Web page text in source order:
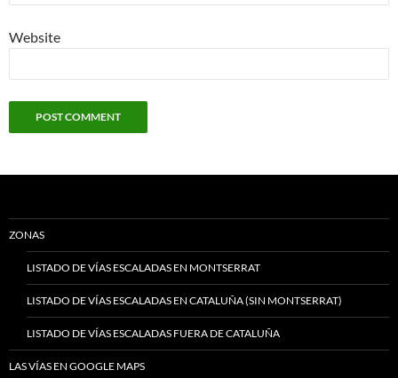
Website
ZONAS
LISTADO DE VÍAS ESCALADAS EN MONTSERRAT
LISTADO DE VÍAS ESCALADAS EN CATALUÑA (SIN MONTSERRAT)
LISTADO DE VÍAS ESCALADAS FUERA DE CATALUÑA
LAS VÍAS EN GOOGLE MAPS